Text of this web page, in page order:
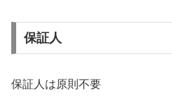
保証人
保証人は原則不要